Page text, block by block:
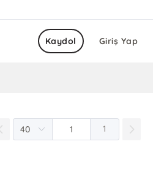
Giriş Yap
Kaydol
1